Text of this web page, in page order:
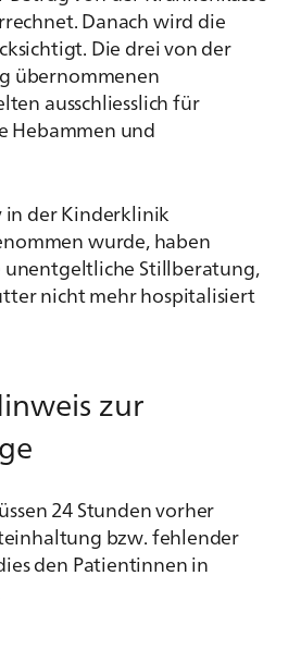
Danach wird die
Die drei von der
übernommenen
ausschliesslich für
Hebammen und
in der Kinderklinik
wurde, haben
unentgeltliche Stillberatung,
nicht mehr hospitalisiert
zur
24 Stunden vorher
bzw. fehlender
den Patientinnen in